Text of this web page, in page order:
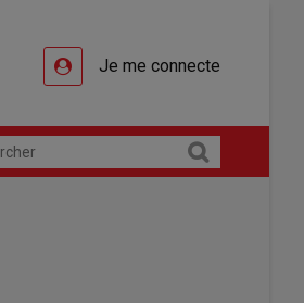
Je me connecte